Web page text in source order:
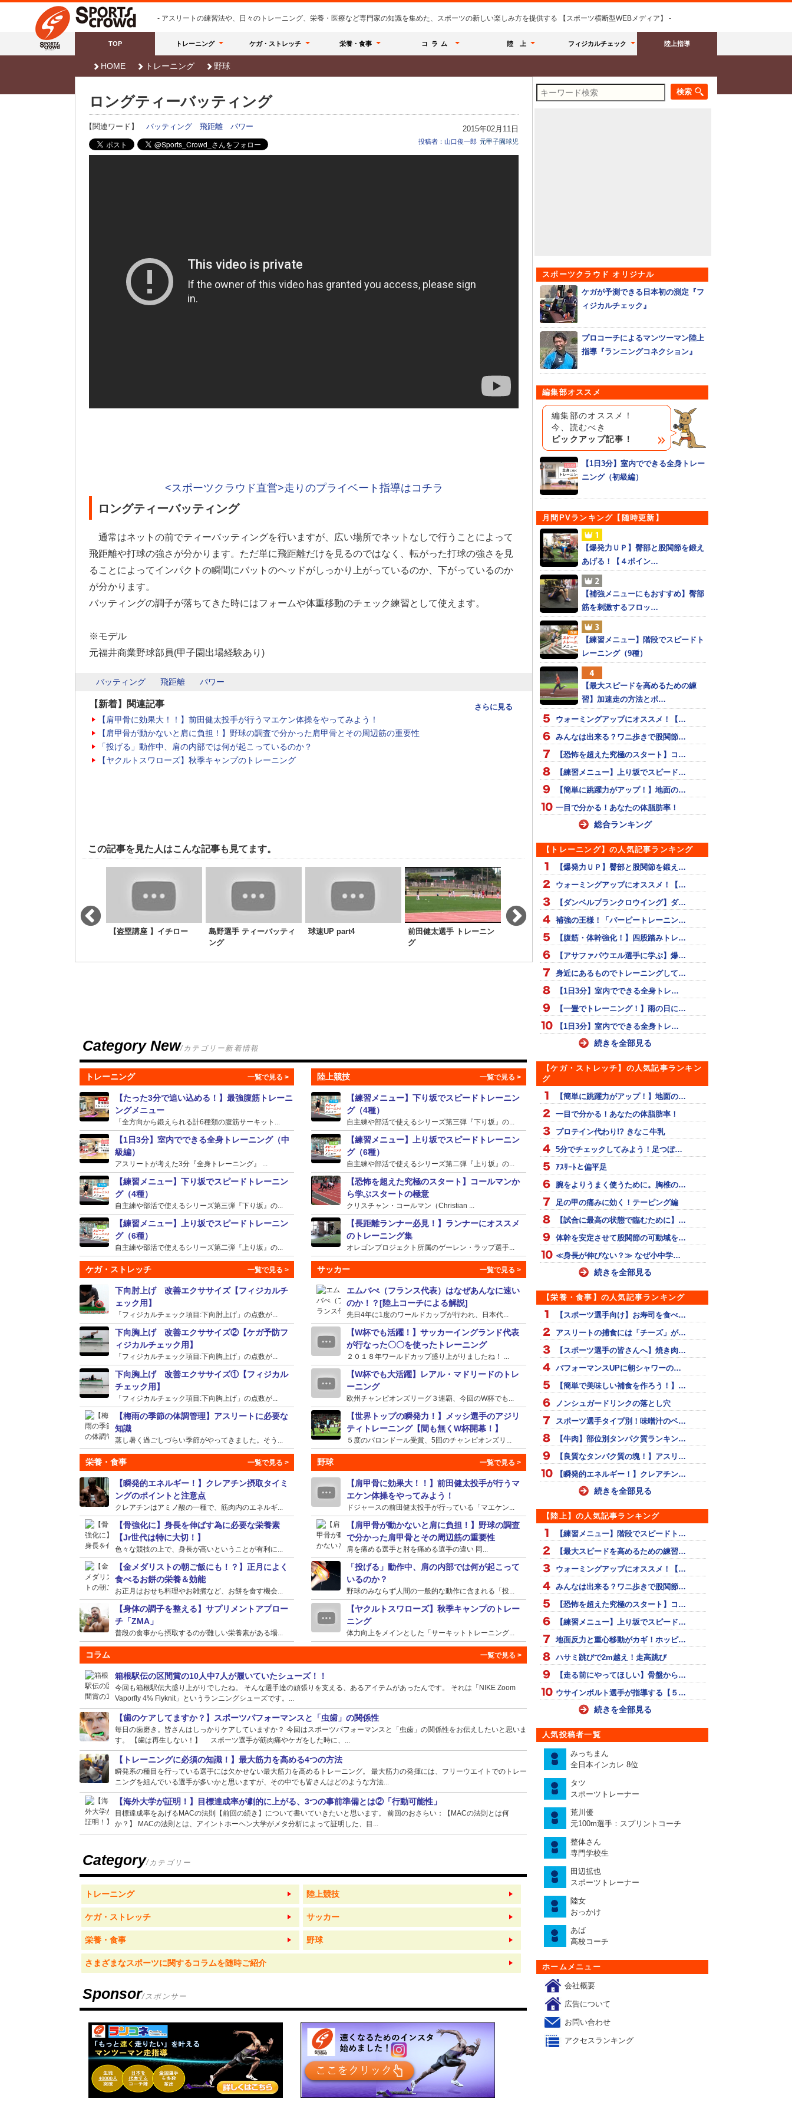
- アスリートの練習法や、日々のトレーニング、栄養・医療など専門家の知識を集めた、スポーツの新しい楽しみ方を提供する 【スポーツ横断型WEBメディア】 -
TOP トレーニング ケガ・ストレッチ 栄養・食事 コラム 陸 上 フィジカルチェック 陸上指導
HOME トレーニング 野球
ロングティーバッティング
【関連ワード】 バッティング 飛距離 パワー 2015年02月11日
投稿者：山口俊一郎 元甲子園球児
<スポーツクラウド直営>走りのプライベート指導はコチラ
ロングティーバッティング
通常はネットの前でティーバッティングを行いますが、広い場所でネットなしで行うことによって
飛距離や打球の強さが分かります。ただ単に飛距離だけを見るのではなく、転がった打球の強さを見
ることによってインパクトの瞬間にバットのヘッドがしっかり上がっているのか、下がっているのか
が分かります。
バッティングの調子が落ちてきた時にはフォームや体重移動のチェック練習として使えます。
※モデル
元福井商業野球部員(甲子園出場経験あり)
バッティング 飛距離 パワー
【新着】関連記事 さらに見る
【肩甲骨に効果大！！】前田健太投手が行うマエケン体操をやってみよう！
【肩甲骨が動かないと肩に負担！】野球の調査で分かった肩甲骨とその周辺筋の重要性
「投げる」動作中、肩の内部では何が起こっているのか？
【ヤクルトスワローズ】秋季キャンプのトレーニング
この記事を見た人はこんな記事も見てます。
【盗塁講座 】イチロー
島野選手 ティーバッティ
ング
球速UP part4
前田健太選手 トレーニン
グ
ティーバッティング指導
グ
Category New/カテゴリー新着情報
トレーニング
【たった3分で追い込める！】最強腹筋トレーニ
ングメニュー
「全方向から鍛えられる計6種類の腹筋サーキット...
【1日3分】室内でできる全身トレーニング（中
級編）
アスリートが考えた3分『全身トレーニング』 ...
【練習メニュー】下り坂でスピードトレーニン
グ（4種）
自主練や部活で使えるシリーズ第三弾『下り坂』の...
【練習メニュー】上り坂でスピードトレーニン
グ（6種）
自主練や部活で使えるシリーズ第二弾『上り坂』の...
陸上競技
【練習メニュー】下り坂でスピードトレーニン
グ（4種）
自主練や部活で使えるシリーズ第三弾『下り坂』の...
【練習メニュー】上り坂でスピードトレーニン
グ（6種）
自主練や部活で使えるシリーズ第二弾『上り坂』の...
【恐怖を超えた究極のスタート】コールマンか
ら学ぶスタートの極意
クリスチャン・コールマン（Christian ...
【長距離ランナー必見！】ランナーにオススメ
のトレーニング集
オレゴンプロジェクト所属のゲーレン・ラップ選手...
ケガ・ストレッチ
下向肘上げ 改善エクササイズ【フィジカルチ
ェック用】
「フィジカルチェック項目:下向肘上げ」の点数が...
下向胸上げ 改善エクササイズ②【ケガ予防フ
ィジカルチェック用】
「フィジカルチェック項目:下向胸上げ」の点数が...
下向胸上げ 改善エクササイズ①【フィジカル
チェック用】
「フィジカルチェック項目:下向胸上げ」の点数が...
【梅雨の季節の体調管理】アスリートに必要な
知識
蒸し暑く過ごしづらい季節がやってきました。そう...
サッカー
エムバぺ（フランス代表）はなぜあんなに速い
のか！？[陸上コーチによる解説]
先日4年に1度のワールドカップが行われ、日本代...
【W杯でも活躍！】サッカーイングランド代表
が行なった〇〇を使ったトレーニング
２０１８年ワールドカップ盛り上がりましたね！ ...
【W杯でも大活躍】レアル・マドリードのトレ
ーニング
欧州チャンピオンズリーグ３連覇、今回のW杯でも...
【世界トップの瞬発力！】メッシ選手のアジリ
ティトレーニング【間も無くW杯開幕！】
５度のバロンドール受賞、5回のチャンピオンズリ...
栄養・食事
【瞬発的エネルギー！】クレアチン摂取タイミ
ングのポイントと注意点
クレアチンはアミノ酸の一種で、筋肉内のエネルギ...
【骨強化に】身長を伸ばす為に必要な栄養素
【Jr世代は特に大切！】
色々な競技の上で、身長が高いということが有利に...
【金メダリストの朝ご飯にも！？】正月によく
食べるお餅の栄養＆効能
お正月はおせち料理やお雑煮など、お餅を食す機会...
【身体の調子を整える】サプリメントアプロー
チ「ZMA」
普段の食事から摂取するのが難しい栄養素がある場...
野球
【肩甲骨に効果大！！】前田健太投手が行うマ
エケン体操をやってみよう！
ドジャースの前田健太投手が行っている「マエケン...
【肩甲骨が動かないと肩に負担！】野球の調査
で分かった肩甲骨とその周辺筋の重要性
肩を痛める選手と肘を痛める選手の違い 同...
「投げる」動作中、肩の内部では何が起こって
いるのか？
野球のみならず人間の一般的な動作に含まれる「投...
【ヤクルトスワローズ】秋季キャンプのトレー
ニング
体力向上をメインとした「サーキットトレーニング...
コラム
箱根駅伝の区間賞の10人中7人が履いていたシューズ！！
今回も箱根駅伝大盛り上がりでしたね。 そんな選手達の頑張りを支える、あるアイテムがあったんです。 それは「NIKE Zoom
Vaporfly 4% Flyknit」というランニングシューズです。...
【歯のケアしてますか？】スポーツパフォーマンスと「虫歯」の関係性
毎日の歯磨き。皆さんはしっかりケアしていますか？ 今回はスポーツパフォーマンスと「虫歯」の関係性をお伝えしたいと思いま
す。 【歯は再生しない！】 スポーツ選手が筋肉痛やケガをした時に、...
【トレーニングに必須の知識！】最大筋力を高める4つの方法
瞬発系の種目を行っている選手には欠かせない最大筋力を高めるトレーニング。 最大筋力の発揮には、フリーウエイトでのトレー
ニングを組んでいる選手が多いかと思いますが、その中でも皆さんはどのような方法...
【海外大学が証明！】目標達成率が劇的に上がる、3つの事前準備とは②「行動可能性」
目標達成率をあげるMACの法則【前回の続き】について書いていきたいと思います。 前回のおさらい：【MACの法則とは何
か？】 MACの法則とは、アイントホーヘン大学がメタ分析によって証明した、目...
Category/カテゴリー
トレーニング 陸上競技
ケガ・ストレッチ サッカー
栄養・食事 野球
さまざまなスポーツに関するコラムを随時ご紹介
Sponsor/スポンサー
スポーツクラウド オリジナル
ケガが予測できる日本初の測定『フ
ィジカルチェック』
プロコーチによるマンツーマン陸上
指導『ランニングコネクション』
編集部オススメ
編集部のオススメ！
今、読むべき
ピックアップ記事！
【1日3分】室内でできる全身トレー
ニング（初級編）
月間PVランキング【随時更新】
【爆発力ＵＰ】臀部と股関節を鍛え
あげる！【４ポイン…
【補強メニューにもおすすめ】臀部
筋を刺激するフロッ…
【練習メニュー】階段でスピードト
レーニング（9種）
【最大スピードを高めるための練
習】加速走の方法とポ…
ウォーミングアップにオススメ！【…
みんなは出来る？ワニ歩きで股関節…
【恐怖を超えた究極のスタート】コ…
【練習メニュー】上り坂でスピード…
【簡単に跳躍力がアップ！】地面の…
一目で分かる！あなたの体脂肪率！
総合ランキング
【トレーニング】の人気記事ランキング
【爆発力ＵＰ】臀部と股関節を鍛え…
ウォーミングアップにオススメ！【…
【ダンベルプランクロウイング】ダ…
補強の王様！「バーピートレーニン…
【腹筋・体幹強化！】四股踏みトレ…
【アサファパウエル選手に学ぶ】爆…
身近にあるものでトレーニングして…
【1日3分】室内でできる全身トレ…
【一畳でトレーニング！】雨の日に…
【1日3分】室内でできる全身トレ…
続きを全部見る
【ケガ・ストレッチ】の人気記事ランキン
グ
【簡単に跳躍力がアップ！】地面の…
一目で分かる！あなたの体脂肪率！
プロテイン代わり!? きなこ牛乳
5分でチェックしてみよう！足つぼ…
ｱｽﾘｰﾄと偏平足
腕をよりうまく使うために。胸椎の…
足の甲の痛みに効く！テーピング編
【試合に最高の状態で臨むために】…
体幹を安定させて股関節の可動域を…
≪身長が伸びない？≫ なぜ小中学…
続きを全部見る
【栄養・食事】の人気記事ランキング
【スポーツ選手向け】お寿司を食べ…
アスリートの捕食には「チーズ」が…
【スポーツ選手の皆さんへ】焼き肉…
パフォーマンスUPに朝シャワーの…
【簡単で美味しい補食を作ろう！】…
ノンシュガードリンクの落とし穴
スポーツ選手タイプ別！味噌汁のベ…
【牛肉】部位別タンパク質ランキン…
【良質なタンパク質の塊！】アスリ…
【瞬発的エネルギー！】クレアチン…
続きを全部見る
【陸上】の人気記事ランキング
【練習メニュー】階段でスピードト…
【最大スピードを高めるための練習…
ウォーミングアップにオススメ！【…
みんなは出来る？ワニ歩きで股関節…
【恐怖を超えた究極のスタート】コ…
【練習メニュー】上り坂でスピード…
地面反力と重心移動がカギ！ホッピ…
ハサミ跳びで2m越え！走高跳び
【走る前にやってほしい】骨盤から…
ウサインボルト選手が指導する【５…
続きを全部見る
人気投稿者一覧
みっちまん
全日本インカレ 8位
タツ
スポーツトレーナー
荒川優
元100m選手：スプリントコーチ
整体さん
専門学校生
田辺拡也
スポーツトレーナー
陸女
おっかけ
あば
高校コーチ
ホームメニュー
会社概要
広告について
お問い合わせ
アクセスランキング